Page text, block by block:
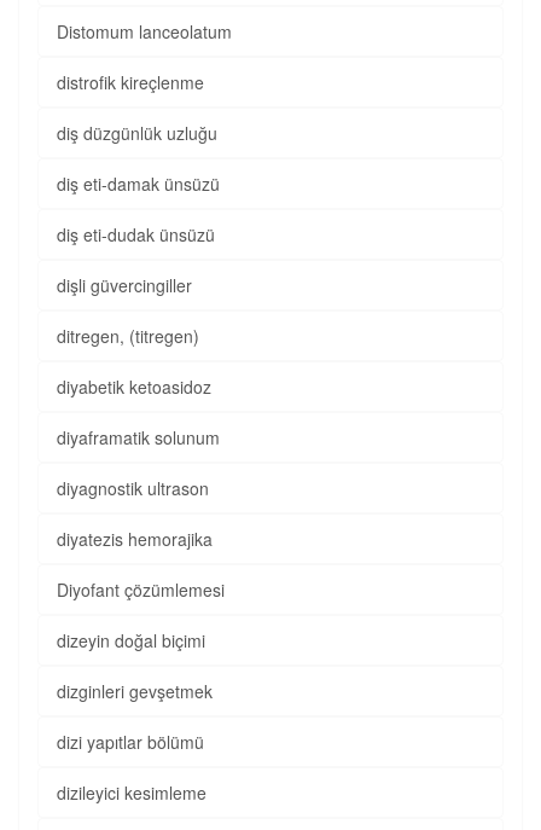
Distomum lanceolatum
distrofik kireçlenme
diş düzgünlük uzluğu
diş eti-damak ünsüzü
diş eti-dudak ünsüzü
dişli güvercingiller
ditregen, (titregen)
diyabetik ketoasidoz
diyaframatik solunum
diyagnostik ultrason
diyatezis hemorajika
Diyofant çözümlemesi
dizeyin doğal biçimi
dizginleri gevşetmek
dizi yapıtlar bölümü
dizileyici kesimleme